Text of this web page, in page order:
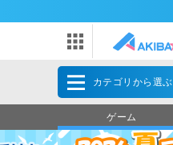
カテゴリから選ぶ
ゲーム